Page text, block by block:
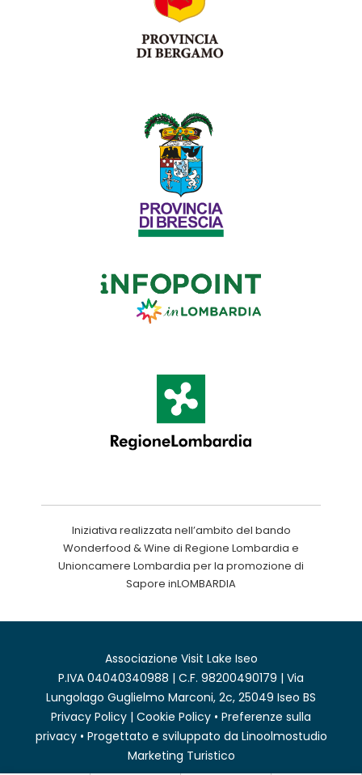
Iniziativa realizzata nell’ambito del bando
Wonderfood & Wine di Regione Lombardia e
Unioncamere Lombardia per la promozione di
Sapore inLOMBARDIA
Associazione Visit Lake Iseo
P.IVA 04040340988 | C.F. 98200490179 | Via
Lungolago Guglielmo Marconi, 2c, 25049 Iseo BS
Privacy Policy | Cookie Policy • Preferenze sulla
privacy• Progettato e sviluppato da Linoolmostudio
Marketing Turistico